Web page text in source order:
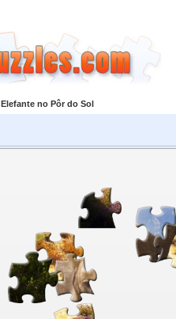
Elefante no Pôr do Sol